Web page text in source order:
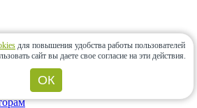
для повышения удобства работы пользователей
сайт вы даете свое согласие на эти действия.
ОК